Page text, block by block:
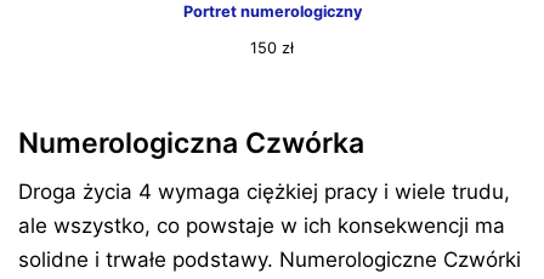
Portret numerologiczny
150 zł
Numerologiczna Czwórka
Droga życia 4 wymaga ciężkiej pracy i wiele trudu,
ale wszystko, co powstaje w ich konsekwencji ma
solidne i trwałe podstawy. Numerologiczne Czwórki